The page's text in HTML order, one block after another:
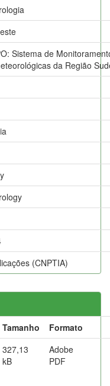
Sistema de
da Região
(CNPTIA)
Tamanho
Formato
327,13
kB
Adobe
PDF